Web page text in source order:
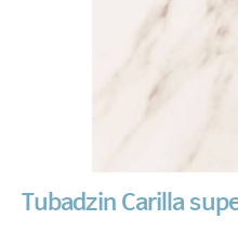
Tubadzin Carilla